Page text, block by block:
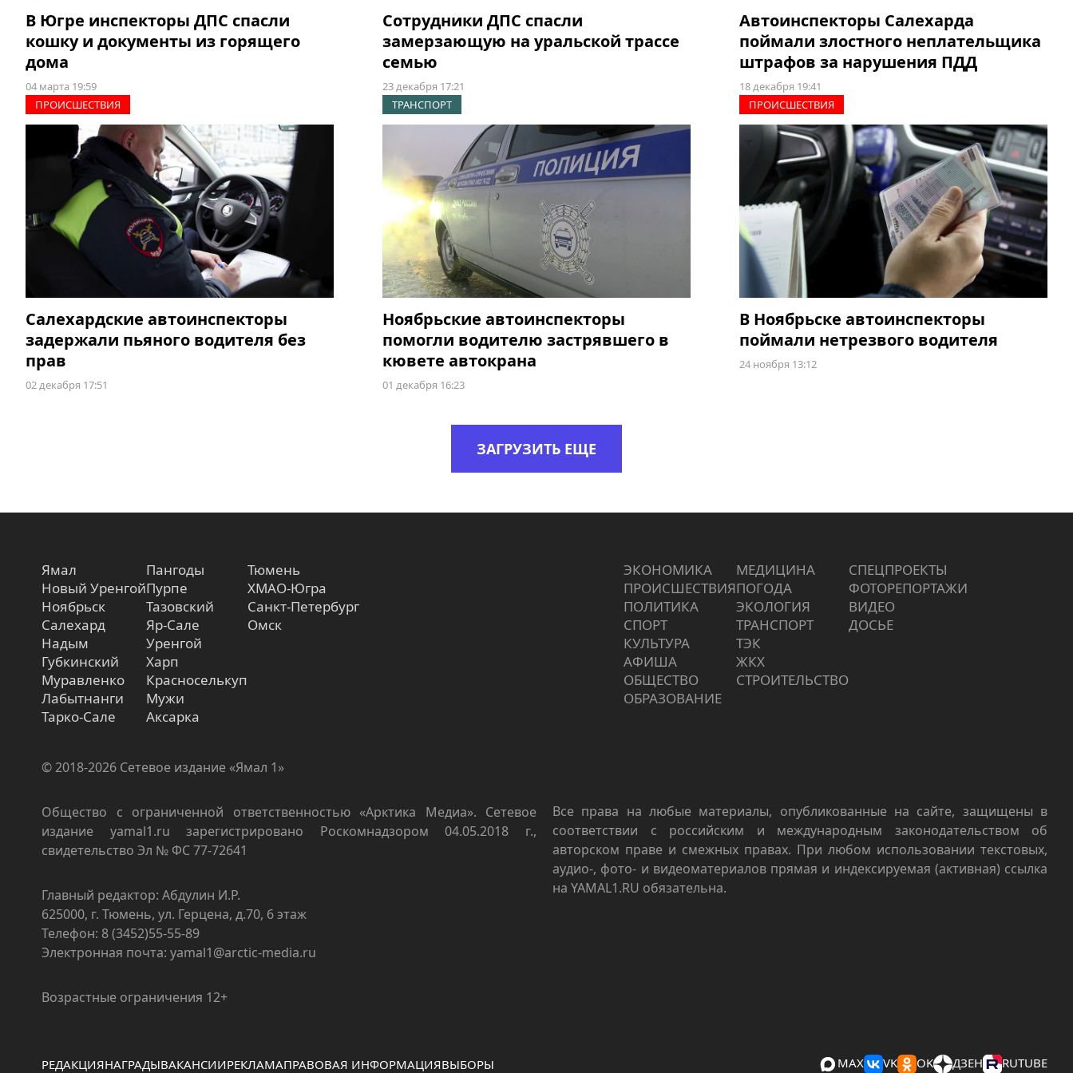
В Югре инспекторы ДПС спасли
кошку и документы из горящего
дома
04 марта 19:59
Сотрудники ДПС спасли
замерзающую на уральской трассе
семью
23 декабря 17:21
Автоинспекторы Салехарда
поймали злостного неплательщика
штрафов за нарушения ПДД
18 декабря 19:41
ПРОИCШЕСТВИЯ
Салехардские автоинспекторы
задержали пьяного водителя без
прав
02 декабря 17:51
ТРАНСПОРТ
Ноябрьские автоинспекторы
помогли водителю застрявшего в
кювете автокрана
01 декабря 16:23
ПРОИCШЕСТВИЯ
В Ноябрьске автоинспекторы
поймали нетрезвого водителя
24 ноября 13:12
ЗАГРУЗИТЬ ЕЩЕ
Ямал
Новый Уренгой
Ноябрьск
Салехард
Надым
Губкинский
Муравленко
Лабытнанги
Тарко-Сале
Пангоды
Пурпе
Тазовский
Яр-Сале
Уренгой
Харп
Красноселькуп
Мужи
Аксарка
Тюмень
ХМАО-Югра
Санкт-Петербург
Омск
ЭКОНОМИКА
ПРОИCШЕСТВИЯ
ПОЛИТИКА
СПОРТ
КУЛЬТУРА
АФИША
ОБЩЕСТВО
ОБРАЗОВАНИЕ
МЕДИЦИНА
ПОГОДА
ЭКОЛОГИЯ
ТРАНСПОРТ
ТЭК
ЖКХ
СТРОИТЕЛЬСТВО
СПЕЦПРОЕКТЫ
ФОТОРЕПОРТАЖИ
ВИДЕО
ДОСЬЕ
© 2018-2026 Сетевое издание «Ямал 1»
Общество с ограниченной ответственностью «Арктика Медиа». Сетевое
издание yamal1.ru зарегистрировано Роскомнадзором 04.05.2018 г.,
свидетельство Эл № ФС 77-72641
Главный редактор: Абдулин И.Р.
625000, г. Тюмень, ул. Герцена, д.70, 6 этаж
Телефон: 8 (3452)55-55-89
Электронная почта: yamal1@arctic-media.ru
Возрастные ограничения 12+
Все права на любые материалы, опубликованные на сайте, защищены в
соответствии с российским и международным законодательством об
авторском праве и смежных правах. При любом использовании текстовых,
аудио-, фото- и видеоматериалов прямая и индексируемая (активная) ссылка
на YAMAL1.RU обязательна.
РЕДАКЦИЯНАГРАДЫВАКАНСИИРЕКЛАМАПРАВОВАЯ ИНФОРМАЦИЯВЫБОРЫ MAX VK OK ДЗЕН RUTUBE